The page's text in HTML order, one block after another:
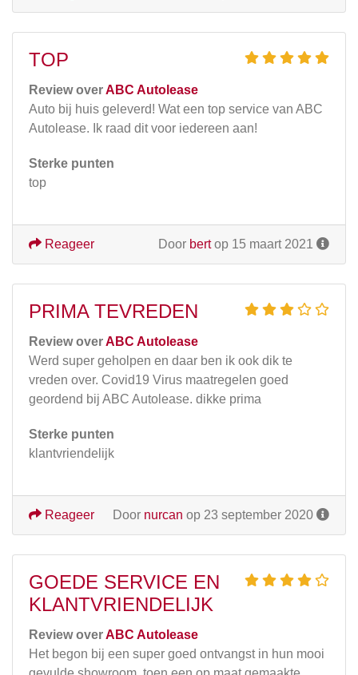
TOP
Review overABC Autolease
Auto bij huis geleverd! Wat een top service van ABC
Autolease. Ik raad dit voor iedereen aan!
Sterke punten
top
Door bertop 15 maart 2021
Reageer
PRIMA TEVREDEN
Review overABC Autolease
Werd super geholpen en daar ben ik ook dik te
vreden over. Covid19 Virus maatregelen goed
geordend bij ABC Autolease. dikke prima
Sterke punten
klantvriendelijk
Door nurcan op 23 september 2020
Reageer
GOEDE SERVICE EN
KLANTVRIENDELIJK
Review overABC Autolease
Het begon bij een super goed ontvangst in hun mooi